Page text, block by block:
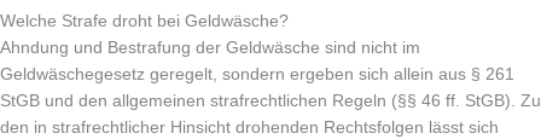
Welche Strafe droht bei Geldwäsche?
Ahndung und Bestrafung der Geldwäsche sind nicht im
Geldwäschegesetz geregelt, sondern ergeben sich allein aus § 261
StGB und den allgemeinen strafrechtlichen Regeln (§§ 46 ff. StGB). Zu
den in strafrechtlicher Hinsicht drohenden Rechtsfolgen lässt sich